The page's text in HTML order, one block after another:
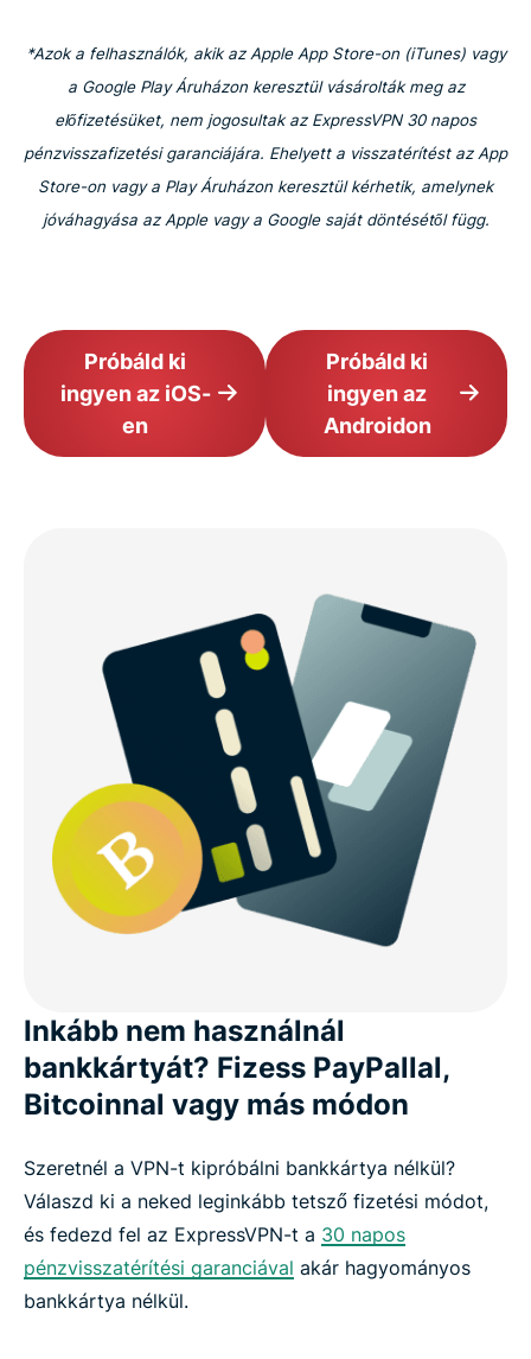
*Azok a felhasználók, akik az Apple App Store-on (iTunes) vagy
a Google Play Áruházon keresztül vásárolták meg az
előfizetésüket, nem jogosultak az ExpressVPN 30 napos
pénzvisszafizetési garanciájára. Ehelyett a visszatérítést az App
Store-on vagy a Play Áruházon keresztül kérhetik, amelynek
jóváhagyása az Apple vagy a Google saját döntésétől függ.
Próbáld ki
ingyen az iOS-
en
Próbáld ki
ingyen az
Androidon
Inkább nem használnál
bankkártyát? Fizess PayPallal,
Bitcoinnal vagy más módon
Szeretnél a VPN-t kipróbálni bankkártya nélkül?
Válaszd ki a neked leginkább tetsző fizetési módot,
és fedezd fel az ExpressVPN-t a 30 napos
pénzvisszatérítési garanciával akár hagyományos
bankkártya nélkül.